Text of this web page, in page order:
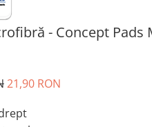
- Concept Pads
21,90 RON